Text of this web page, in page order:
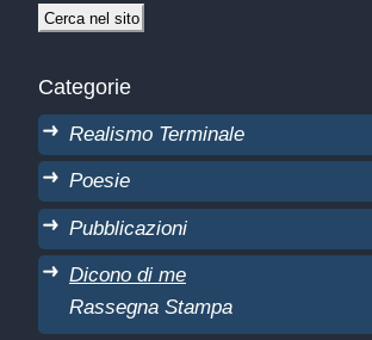
Categorie
Realismo Terminale
Poesie
Pubblicazioni
Dicono di me
Rassegna Stampa